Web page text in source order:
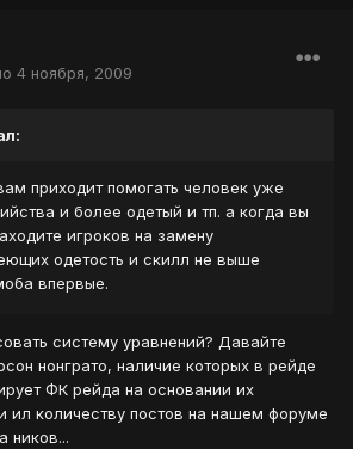
4 ноября, 2009
приходит помогать человек уже
и более одетый и тп. а когда вы
игроков на замену
одетость и скилл не выше
впервые.
систему уравнений? Давайте
нонграто, наличие которых в рейде
ФК рейда на основании их
ил количеству постов на нашем форуме
ников...